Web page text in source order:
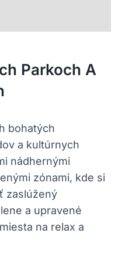
Parkoch A
bohatých
a kultúrnych
nádhernými
zónami, kde si
zaslúžený
a upravené
na relax a